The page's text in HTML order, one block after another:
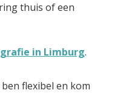
thuis of een
in Limburg.
flexibel en kom